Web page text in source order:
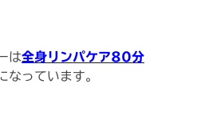
は全身リンパケア80分
なっています。